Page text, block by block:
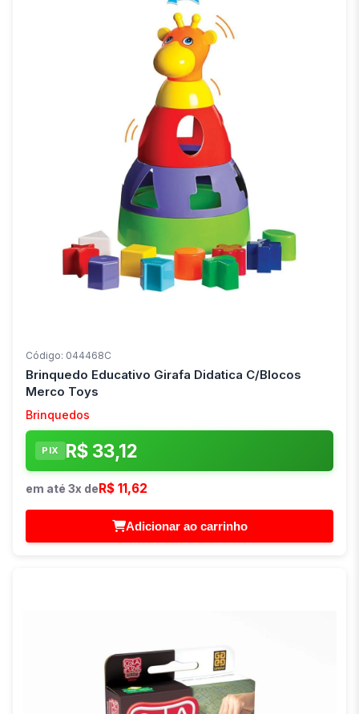
Código: 044468C
Brinquedo Educativo Girafa Didatica C/Blocos
Merco Toys
Brinquedos
PIX R$ 33,12
em até 3x deR$ 11,62
Adicionar ao carrinho